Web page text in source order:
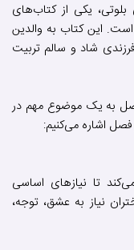
بلوتی، یکی از کتاب‌های
این کتاب به والدین
شاد و سالم تربیت
به یک موضوع مهم در
اشاره می‌کنیم:
تا نیازهای اساسی
نیاز به عشق، توجه،